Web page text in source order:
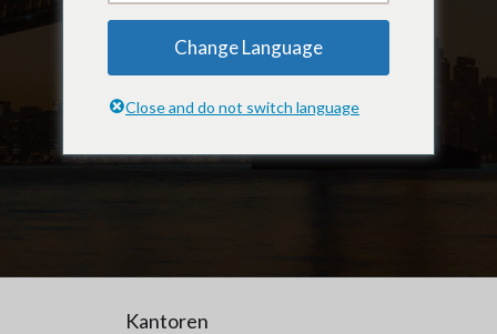
Amerika
Kantoren
Change Language
Close and do not switch language